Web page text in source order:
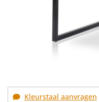
Kleurstaal aanvragen